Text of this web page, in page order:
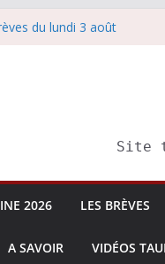
du lundi 3 août
Site
2026 LES BRÈVES
A SAVOIR VIDÉOS